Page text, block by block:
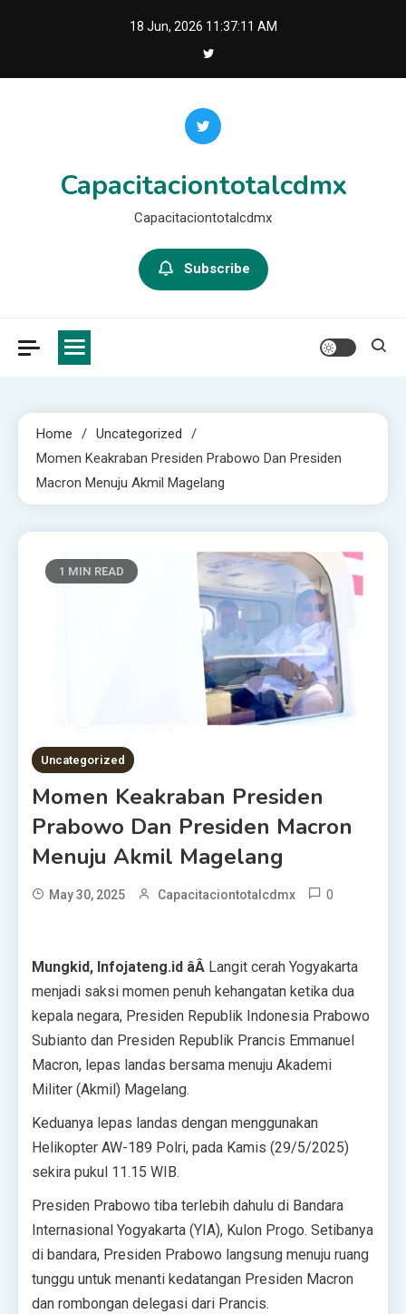
18 Jun, 2026 11:37:11 AM
Capacitaciontotalcdmx
Capacitaciontotalcdmx
Subscribe
Home
Uncategorized
Momen Keakraban Presiden Prabowo Dan Presiden
Macron Menuju Akmil Magelang
1 MIN READ
Uncategorized
Momen Keakraban Presiden
Prabowo Dan Presiden Macron
Menuju Akmil Magelang
May 30, 2025 Capacitaciontotalcdmx 0
Mungkid, Infojateng.id âÂ Langit cerah Yogyakarta
menjadi saksi momen penuh kehangatan ketika dua
kepala negara, Presiden Republik Indonesia Prabowo
Subianto dan Presiden Republik Prancis Emmanuel
Macron, lepas landas bersama menuju Akademi
Militer (Akmil) Magelang.
Keduanya lepas landas dengan menggunakan
Helikopter AW-189 Polri, pada Kamis (29/5/2025)
sekira pukul 11.15 WIB.
Presiden Prabowo tiba terlebih dahulu di Bandara
Internasional Yogyakarta (YIA), Kulon Progo. Setibanya
di bandara, Presiden Prabowo langsung menuju ruang
tunggu untuk menanti kedatangan Presiden Macron
dan rombongan delegasi dari Prancis.